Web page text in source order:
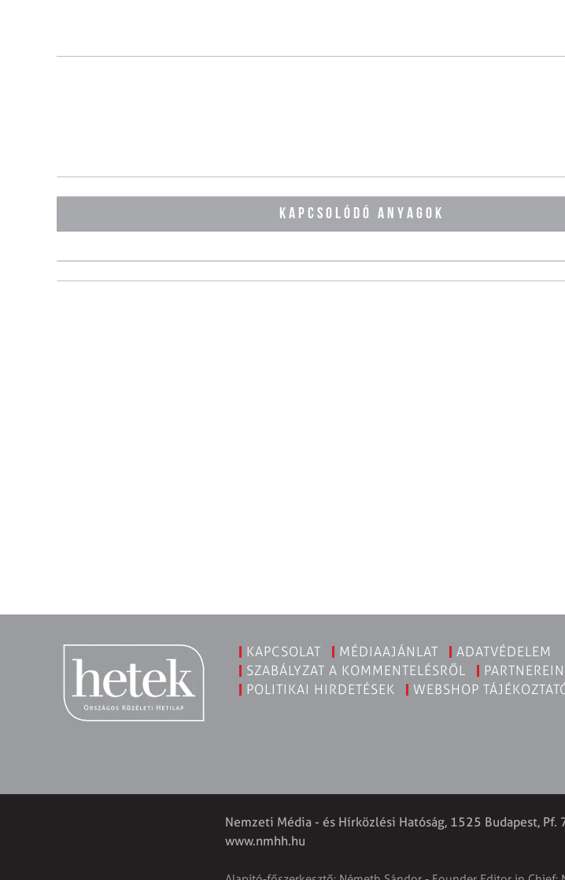
KAPCSOLÓDÓ ANYAGOK
KAPCSOLAT MÉDIAAJÁNLAT
ADATVÉDELEM
SZABÁLYZAT A KOMMENTELÉSRŐL
POLITIKAI HIRDETÉSEK
WEBSHOP
Nemzeti Média - és Hírközlési Hatóság, 1525 Budapest,
www.nmhh.hu